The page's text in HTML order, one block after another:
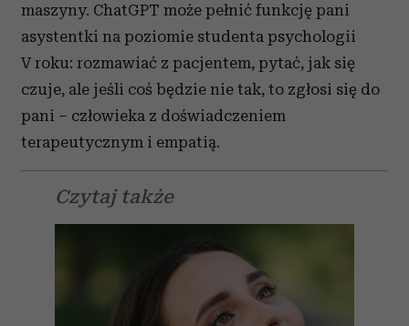
maszyny. ChatGPT może pełnić funkcję pani
asystentki na poziomie studenta psychologii
V roku: rozmawiać z pacjentem, pytać, jak się
czuje, ale jeśli coś będzie nie tak, to zgłosi się do
pani – człowieka z doświadczeniem
terapeutycznym i empatią.
Czytaj także